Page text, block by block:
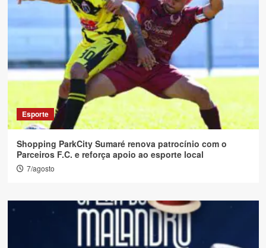
Esporte
Shopping ParkCity Sumaré renova patrocínio com o
Parceiros F.C. e reforça apoio ao esporte local
7/agosto